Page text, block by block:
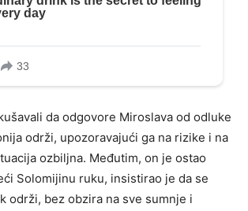
da odgovore Miroslava od odluke
održi, upozoravajući ga na rizike i na
ozbiljna. Međutim, on je ostao
Solomijinu ruku, insistirao je da se
održi, bez obzira na sve sumnje i